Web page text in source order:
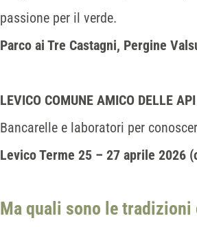
passione per il verde.
Parco ai Tre Castagni, Pergine
LEVICO COMUNE AMICO DELLE API
Bancarelle e laboratori per
Levico Terme 25 – 27 aprile 2026
Ma quali sono le